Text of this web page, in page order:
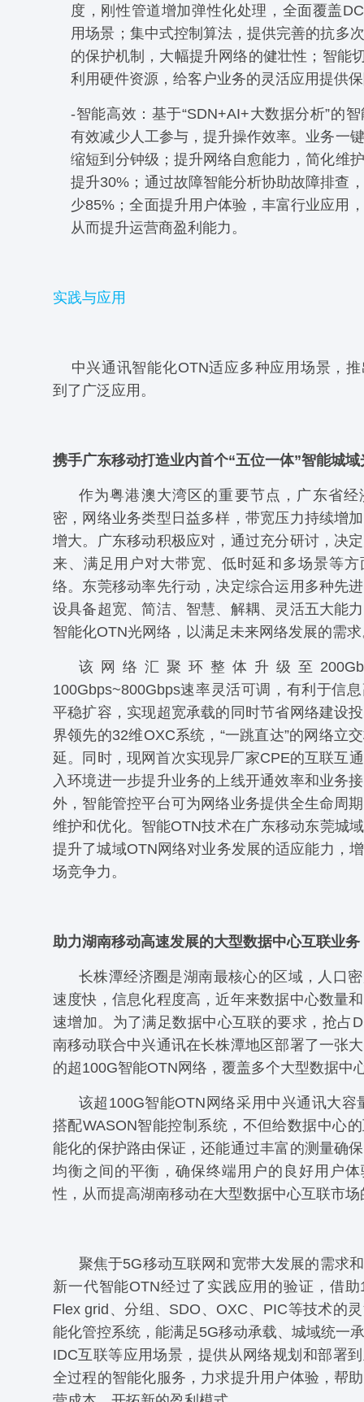
度，刚性管道增加弹性化处理，全面覆盖
用场景；集中式控制算法，提供完善的抗多
的保护机制，大幅提升网络的健壮性；智能
利用硬件资源，给客户业务的灵活应用提供
-智能高效：基于“SDN+AI+大数据分析”的
有效减少人工参与，提升操作效率。业务一
缩短到分钟级；提升网络自愈能力，简化维
提升30%；通过故障智能分析协助故障排查
少85%；全面提升用户体验，丰富行业应用
从而提升运营商盈利能力。
实践与应用
中兴通讯智能化OTN适应多种应用场景，
到了广泛应用。
携手广东移动打造业内首个“五位一体”智能城域
作为粤港澳大湾区的重要节点，广东省经
密，网络业务类型日益多样，带宽压力持续增
增大。广东移动积极应对，通过充分研讨，决
来、满足用户对大带宽、低时延和多场景等方
络。东莞移动率先行动，决定综合运用多种先
设具备超宽、简洁、智慧、解耦、灵活五大能
智能化OTN光网络，以满足未来网络发展的需
该网络汇聚环整体升级至
100Gbps~800Gbps速率灵活可调，有利于信
平稳扩容，实现超宽承载的同时节省网络建设
界领先的32维OXC系统，“一跳直达”的网络立
延。同时，现网首次实现异厂家CPE的互联互
入环境进一步提升业务的上线开通效率和业务
外，智能管控平台可为网络业务提供全生命周
维护和优化。智能OTN技术在广东移动东莞城
提升了城域OTN网络对业务发展的适应能力，
场竞争力。
助力湖南移动高速发展的大型数据中心互联业务
长株潭经济圈是湖南最核心的区域，人口
速度快，信息化程度高，近年来数据中心数量
速增加。为了满足数据中心互联的要求，抢占
南移动联合中兴通讯在长株潭地区部署了一张
的超100G智能OTN网络，覆盖多个大型数据中
该超100G智能OTN网络采用中兴通讯大容
搭配WASON智能控制系统，不但给数据中心
能化的保护路由保证，还能通过丰富的测量确
均衡之间的平衡，确保终端用户的良好用户
性，从而提高湖南移动在大型数据中心互联市
聚焦于5G移动互联网和宽带大发展的需求
新一代智能OTN经过了实践应用的验证，借助
Flex grid、分组、SDO、OXC、PIC等技术的
能化管控系统，能满足5G移动承载、城域统一
IDC互联等应用场景，提供从网络规划和部署
全过程的智能化服务，力求提升用户体验，帮